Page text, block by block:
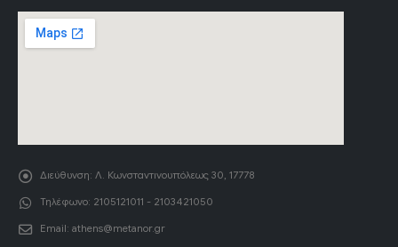
Διεύθυνση: Λ. Κωνσταντινουπόλεως 30, 17778
Τηλέφωνο: 2105121011 - 2103421050
Email: athens@metanor.gr